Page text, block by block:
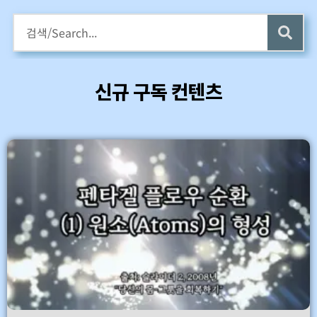
구독회원용 전자책 증정
카멜롯 인터뷰 Part 1 (4 ~6) 업데이트 (7/24)
바로가기
신규 구독 컨텐츠